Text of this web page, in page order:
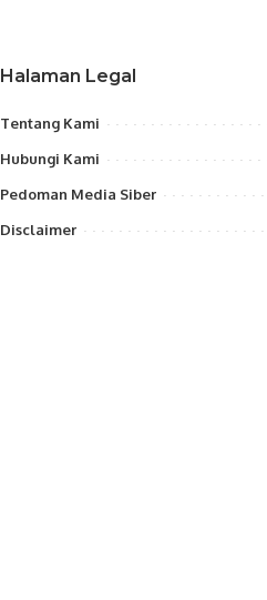
Halaman Legal
Tentang Kami
Hubungi Kami
Pedoman Media Siber
Disclaimer